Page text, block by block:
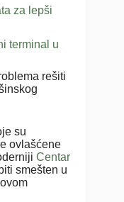
za lepši
terminal u
rešiti
su
ovlašćene
Centar
smešten u